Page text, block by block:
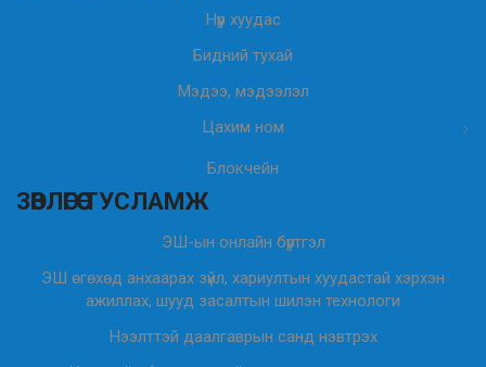
Нүүр хуудас
Бидний тухай
Мэдээ, мэдээлэл
Цахим ном
Блокчейн
ЗӨВЛӨГӨӨ ТУСЛАМЖ
ЭШ-ын онлайн бүртгэл
ЭШ өгөхөд анхаарах зүйл, хариултын хуудастай хэрхэн
ажиллах, шууд засалтын шилэн технологи
Нээлттэй даалгаврын санд нэвтрэх